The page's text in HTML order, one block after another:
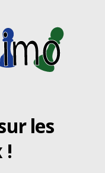
les
!